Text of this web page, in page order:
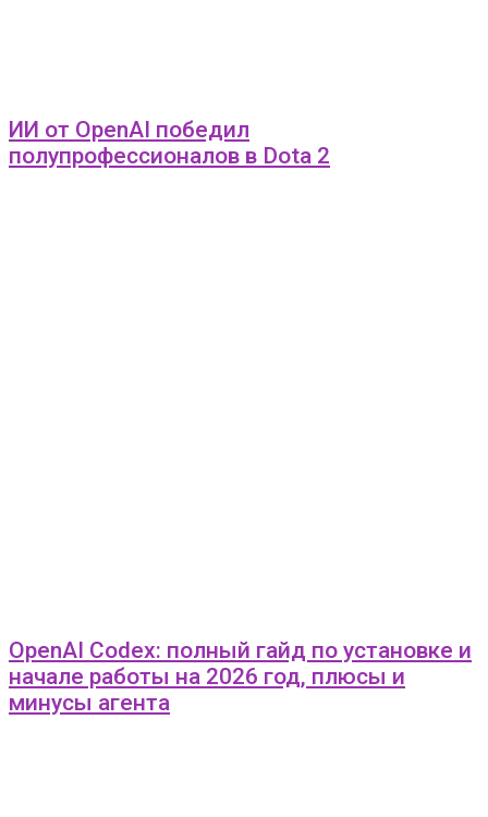
ИИ от OpenAI победил
полупрофессионалов в Dota 2
OpenAI Codex: полный гайд по установке и
начале работы на 2026 год, плюсы и
минусы агента